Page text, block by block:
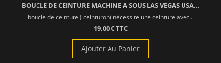
BOUCLE DE CEINTURE MACHINE A SOUS LAS VEGAS USA...
boucle de ceinture ( ceinturon) nécessite une ceinture avec...
19,00 € TTC
Ajouter Au Panier